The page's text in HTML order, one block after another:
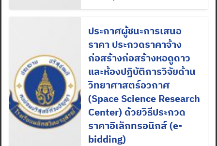
ประกาศผู้ชนะการเสนอ
ราคา ประกวดราคาจ้าง
ก่อสร้างก่อสร้างหอดูดาว
และห้องปฏิบัติการวิจัยด้าน
วิทยาศาสตร์อวกาศ
(Space Science Research
Center) ด้วยวิธีประกวด
ราคาอิเล็กทรอนิกส์ (e-
bidding)